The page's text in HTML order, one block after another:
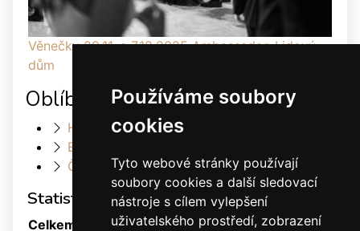
Používáme soubory
cookies
Tyto webové stránky používají
soubory cookies a další sledovací
nástroje s cílem vylepšení
uživatelského prostředí, zobrazení
Věnečky 29.11. a 7.12.2025 Ambassador, Lidový
dům
Oblíbené odkazy
Heller Dance & Fashion
Elis Dance Sport s.r.o.
Český svaz tanečního sportu
Statistiky
Celkem: 1880447